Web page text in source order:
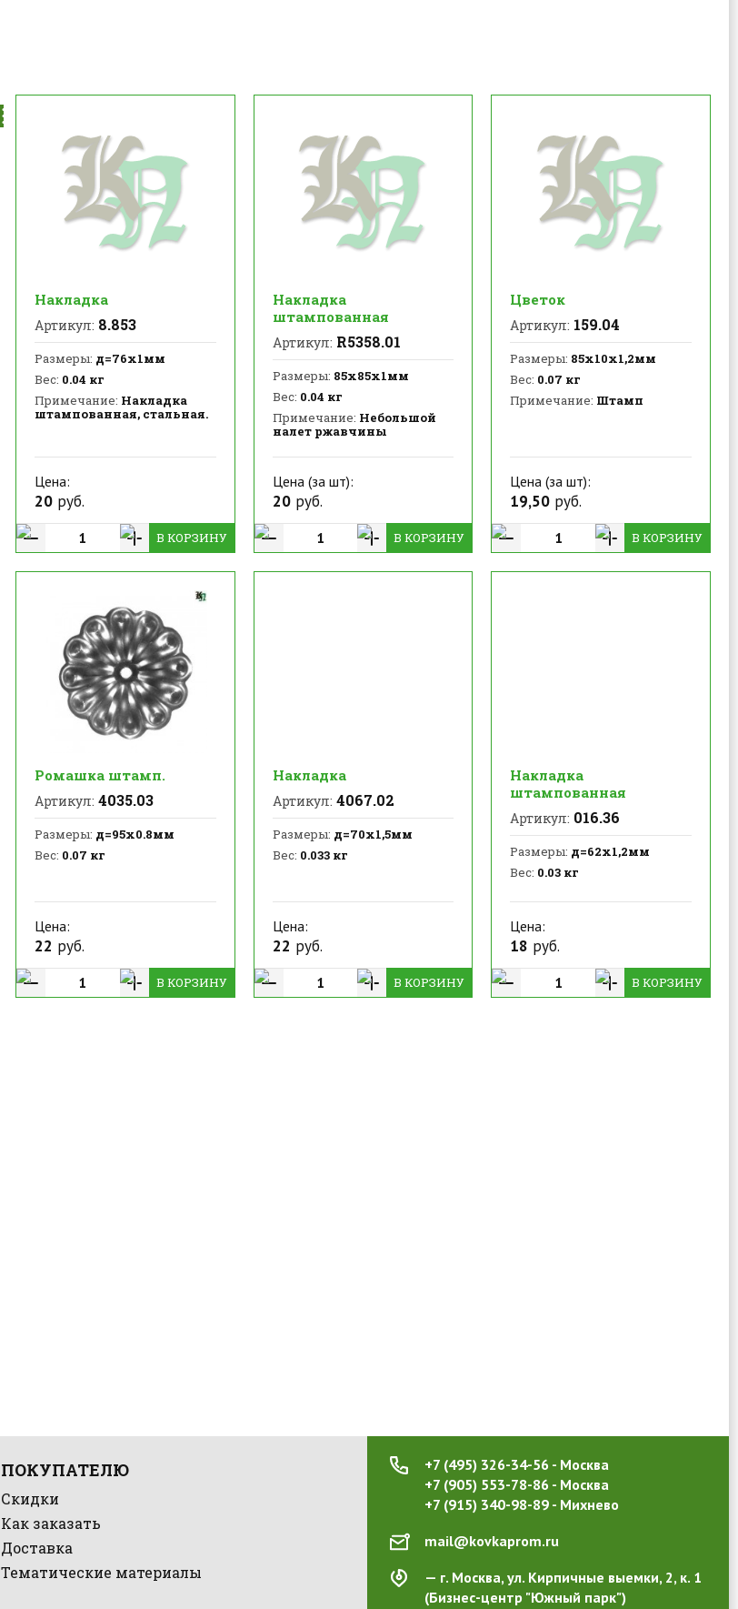
Накладка
Артикул: 8.853
Размеры: д=76х1мм
Вес: 0.04 кг
Примечание: Накладка
штампованная, стальная.
Цена:
20руб.
В КОРЗИНУ
Накладка
штампованная
Артикул: R5358.01
Размеры: 85х85х1мм
Вес: 0.04 кг
Примечание: Небольшой
налет ржавчины
Цена (за шт):
20руб.
В КОРЗИНУ
Цветок
Артикул: 159.04
Размеры: 85х10х1,2мм
Вес: 0.07 кг
Примечание: Штамп
Цена (за шт):
19,50 руб.
В КОРЗИНУ
Ромашка штамп.
Артикул: 4035.03
Размеры: д=95х0.8мм
Вес: 0.07 кг
Цена:
22 руб.
В КОРЗИНУ
Накладка
Артикул: 4067.02
Размеры: д=70х1,5мм
Вес: 0.033 кг
Цена:
22 руб.
В КОРЗИНУ
Накладка
штампованная
Артикул: 016.36
Размеры: д=62х1,2мм
Вес: 0.03 кг
Цена:
18 руб.
В КОРЗИНУ
ПОКУПАТЕЛЮ
Скидки
Как заказать
Доставка
Тематические материалы
+7 (495) 326-34-56 - Москва
+7 (905) 553-78-86 - Москва
+7 (915) 340-98-89 - Михнево
mail@kovkaprom.ru
г. Москва, ул. Кирпичные выемки, 2, к. 1
(Бизнес-центр "Южный парк")